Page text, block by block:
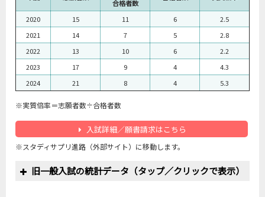
合格者数
2020 15 11 6
2.5
2021
14 7 5
2.8
2022
13 10 6
2.2
2023
17 9 4
4.3
2024
21 8 4 5.3
※実質倍率＝志願者数÷合格者数
入試詳細／願書請求はこちら
※スタディサプリ進路（外部サイト）に移動します。
旧一般入試の統計データ（タップ／クリックで表示）